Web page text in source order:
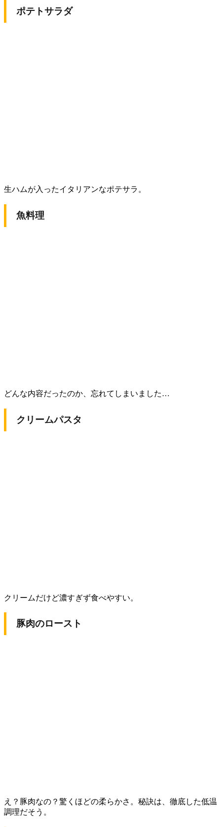
ポテトサラダ
生ハムが入ったイタリアンなポテサラ。
魚料理
どんな内容だったのか、忘れてしまいました…
クリームパスタ
クリームだけど濃すぎず食べやすい。
豚肉のロースト
え？豚肉なの？驚くほどの柔らかさ。秘訣は、徹底した低温
調理だそう。